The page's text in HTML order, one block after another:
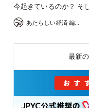
今起きているのか？ そ
あたらしい経済 編集部
最新